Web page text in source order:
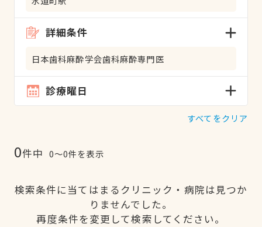
詳細条件
日本歯科麻酔学会歯科麻酔専門医
診療曜日
すべてをクリア
0件中 0〜0件を表示
検索条件に当てはまるクリニック・病院は見つか
りませんでした。
再度条件を変更して検索してください。